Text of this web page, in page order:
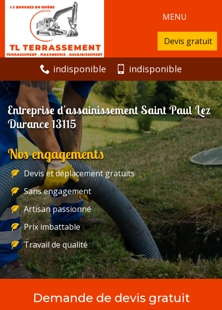
MENU
Devis gratuit
indisponible indisponible
Entreprise d'assainissement Saint Paul Lez
Durance 13115
Nos engagements
Devis et déplacement gratuits
Sans engagement
Artisan passionné
Prix imbattable
Travail de qualité
Demande de devis gratuit